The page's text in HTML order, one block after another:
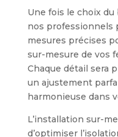
Une fois le choix
nos professionnels
mesures précises
sur-mesure de vos
Chaque détail sera
un ajustement
harmonieuse dans
L’installation sur-
d’optimiser